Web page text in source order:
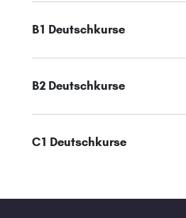
B1 Deutschkurse
B2 Deutschkurse
C1 Deutschkurse